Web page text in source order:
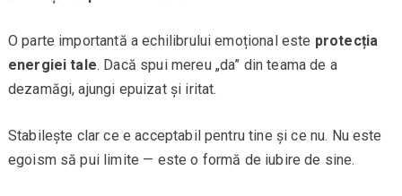
O parte importantă a echilibrului emoțional este protecția
energiei tale. Dacă spui mereu „da” din teama de a
dezamăgi, ajungi epuizat și iritat.
Stabilește clar ce e acceptabil pentru tine și ce nu. Nu este
egoism să pui limite — este o formă de iubire de sine.